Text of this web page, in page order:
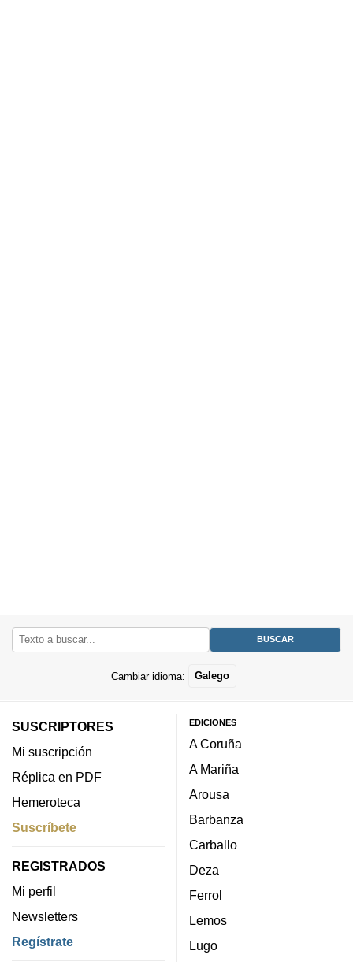
Cambiar idioma: Galego
SUSCRIPTORES
Mi suscripción
Réplica en PDF
Hemeroteca
Suscríbete
REGISTRADOS
Mi perfil
Newsletters
Regístrate
EDICIONES
A Coruña
A Mariña
Arousa
Barbanza
Carballo
Deza
Ferrol
Lemos
Lugo